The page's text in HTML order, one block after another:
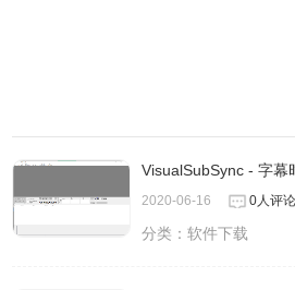
VisualSubSync - 字幕
2020-06-16 0人评论
分类：软件下载